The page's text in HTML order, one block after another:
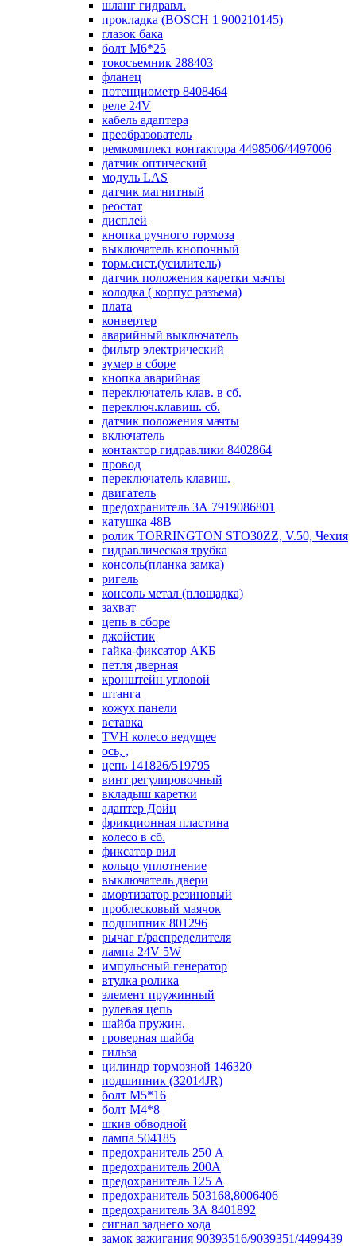
шланг гидравл.
прокладка (BOSCH 1 900210145)
глазок бака
болт М6*25
токосъемник 288403
фланец
потенциометр 8408464
реле 24V
кабель адаптера
преобразователь
ремкомплект контактора 4498506/4497006
датчик оптический
модуль LAS
датчик магнитный
реостат
дисплей
кнопка ручного тормоза
выключатель кнопочный
торм.сист.(усилитель)
датчик положения каретки мачты
колодка ( корпус разъема)
плата
конвертер
аварийный выключатель
фильтр электрический
зумер в сборе
кнопка аварийная
переключатель клав. в сб.
переключ.клавиш. сб.
датчик положения мачты
включатель
контактор гидравлики 8402864
провод
переключатель клавиш.
двигатель
предохранитель 3А 7919086801
катушка 48В
ролик TORRINGTON STO30ZZ, V.50, Чехия
гидравлическая трубка
консоль(планка замка)
ригель
консоль метал (площадка)
захват
цепь в сборе
джойстик
гайка-фиксатор АКБ
петля дверная
кронштейн угловой
штанга
кожух панели
вставка
TVH колесо ведущее
ось, ,
цепь 141826/519795
винт регулировочный
вкладыш каретки
адаптер Дойц
фрикционная пластина
колесо в сб.
фиксатор вил
кольцо уплотнение
выключатель двери
амортизатор резиновый
проблесковый маячок
подшипник 801296
рычаг г/распределителя
лампа 24V 5W
импульсный генератор
втулка ролика
элемент пружинный
рулевая цепь
шайба пружин.
гроверная шайба
гильза
цилиндр тормозной 146320
подшипник (32014JR)
болт М5*16
болт М4*8
шкив обводной
лампа 504185
предохранитель 250 А
предохранитель 200А
предохранитель 125 А
предохранитель 503168,8006406
предохранитель 3А 8401892
сигнал заднего хода
замок зажигания 90393516/9039351/4499439